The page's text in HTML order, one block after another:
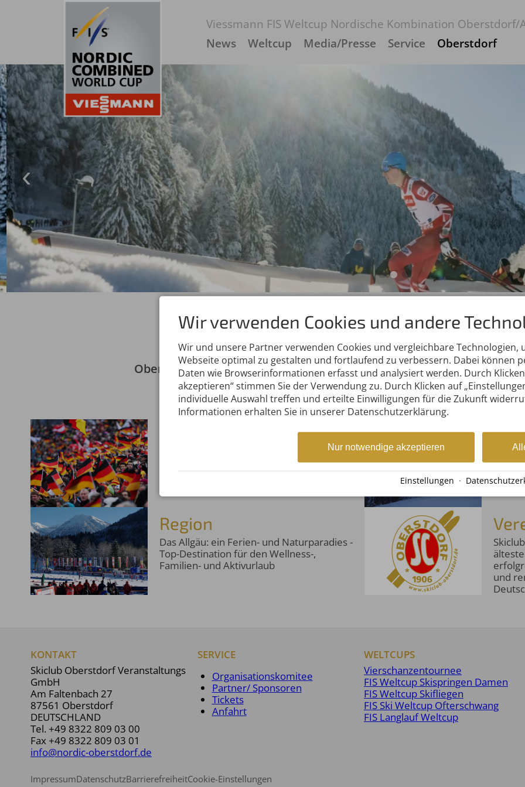
Viessmann FIS Weltcup Nordische Kombination Oberstdorf/
News
Weltcup Media/Presse Service Oberstdorf
Oberstdorf
Oberstdorf und die Region Allgäu freuen sich mit allen Helfern
in der Nordischen Kombination.
Organisationskomitee
Das Organisationskomitee mit seinen
Partnern und seinen ehrenamtlichen
Ort
Region
Das Allgäu: ein Ferien- und Naturparadies -
Top-Destination für den Wellness-,
Familien- und Aktivurlaub
und
KONTAKT
Skiclub Oberstdorf Veranstaltungs
GmbH
Am Faltenbach 27
87561 Oberstdorf
DEUTSCHLAND
Tel. +49 8322 809 03 00
Fax +49 8322 809 03 01
info@nordic-oberstdorf.de
SERVICE
Organisationskomitee
Partner/ Sponsoren
Tickets
Anfahrt
WELTCUPS
Vierschanzentournee
FIS Weltcup Skispringen Damen
FIS Weltcup Skifliegen
FIS Ski Weltcup Ofterschwang
FIS Langlauf Weltcup
ImpressumDatenschutzBarrierefreiheitCookie-Einstellungen
Wir verwenden Cookies und andere
Wir und unsere Partner verwenden Cookies und vergleichbare Technologien,
Webseite optimal zu gestalten und fortlaufend zu verbessern. Dabei können
Daten wie Browserinformationen erfasst und analysiert werden. Durch
akzeptieren“ stimmen Sie der Verwendung zu. Durch Klicken auf
individuelle Auswahl treffen und erteilte Einwilligungen für die Zukunft
Informationen erhalten Sie in unserer Datenschutzerklärung.
Nur notwendige akzeptieren
Einstellungen ·